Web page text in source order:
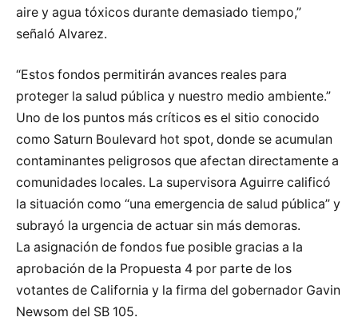
aire y agua tóxicos durante demasiado tiempo,”
señaló Alvarez.
“Estos fondos permitirán avances reales para
proteger la salud pública y nuestro medio ambiente.”
Uno de los puntos más críticos es el sitio conocido
como Saturn Boulevard hot spot, donde se acumulan
contaminantes peligrosos que afectan directamente a
comunidades locales. La supervisora Aguirre calificó
la situación como “una emergencia de salud pública” y
subrayó la urgencia de actuar sin más demoras.
La asignación de fondos fue posible gracias a la
aprobación de la Propuesta 4 por parte de los
votantes de California y la firma del gobernador Gavin
Newsom del SB 105.